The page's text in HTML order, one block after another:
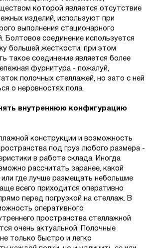
которой является отсутствие
изделий, используют при
выполнения стационарного
Болтовое соединение используется
большей жесткости, при этом
такое соединение является более
фурнитура - пожалуй,
полочных стеллажей, но зато с ней
о неровностях пола.
внутреннюю конфигурацию
конструкции и возможность
под груз любого размера -
в работе склада. Иногда
рассчитать заранее, какой
где лучше размещать небольшие
всего приходится оперативно
перед погрузкой на стеллаж. В
оперативного
пространства стеллажной
очень актуальной. Полочные
только быстро и легко